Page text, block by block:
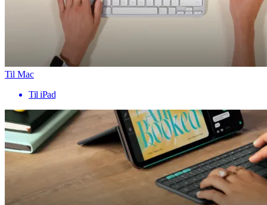
Til Mac
Til iPad